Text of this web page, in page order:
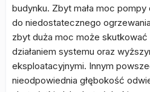
budynku. Zbyt mała moc
do niedostatecznego
zbyt duża moc może
działaniem systemu oraz
eksploatacyjnymi. Innym
nieodpowiednia głębokość